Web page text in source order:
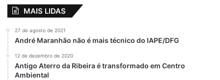
MAIS LIDAS
27 de agosto de 2021
André Maranhão não é mais técnico do IAPE/DFG
12 de dezembro de 2020
Antigo Aterro da Ribeira é transformado em Centro
Ambiental